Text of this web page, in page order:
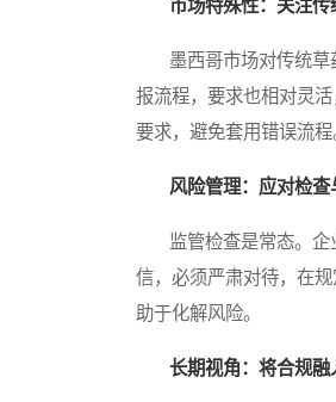
市场特殊性：关注传
墨西哥市场对传统草
报流程，要求也相对灵
要求，避免套用错误流程
风险管理：应对检
监管检查是常态。企
信，必须严肃对待，在
助于化解风险。
长期视角：将合规融